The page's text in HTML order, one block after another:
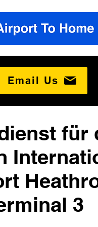
Email Us
für
3